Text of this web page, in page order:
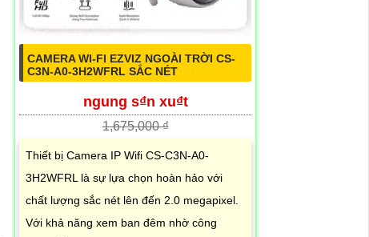
CAMERA WI-FI EZVIZ NGOÀI TRỜI CS-
C3N-A0-3H2WFRL SẮC NÉT
ngung s₫n xu₫t
1,675,000 ₫
Thiết bị Camera IP Wifi CS-C3N-A0-
3H2WFRL là sự lựa chọn hoàn hảo với
chất lượng sắc nét lên đến 2.0 megapixel.
Với khả năng xem ban đêm nhờ công